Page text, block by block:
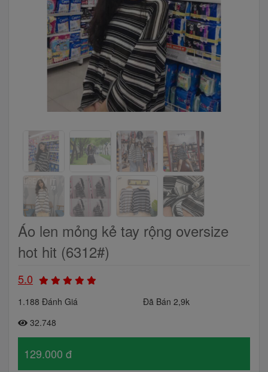
Áo len mỏng kẻ tay rộng oversize
hot hit (6312#)
5.0
1.188 Đánh Giá
Đã Bán 2,9k
32.748
129.000 đ